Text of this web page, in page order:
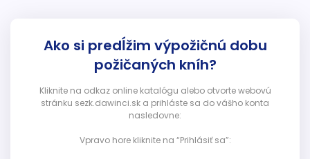
Ako si predĺžim výpožičnú dobu
požičaných kníh?
Kliknite na odkaz online katalógu alebo otvorte webovú
stránku sezk.dawinci.sk a prihláste sa do vášho konta
nasledovne:
Vpravo hore kliknite na “Prihlásiť sa”: